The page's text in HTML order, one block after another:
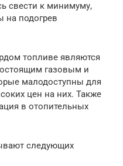
свести к минимуму,
на подогрев
топливе являются
газовым и
малодоступны для
цен на них. Также
в отопительных
следующих